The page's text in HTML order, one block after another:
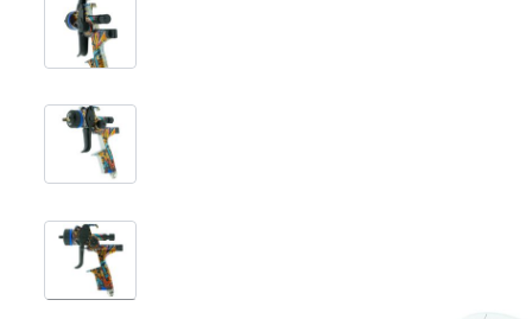
View larger image
View larger image